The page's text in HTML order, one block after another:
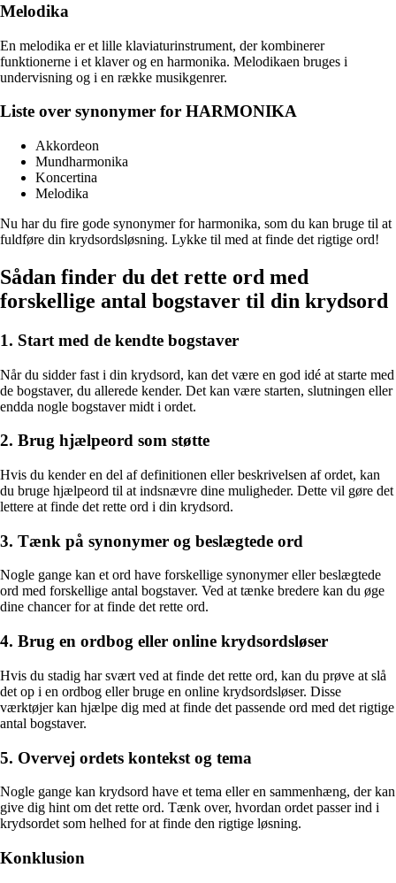
Melodika
En melodika er et lille klaviaturinstrument, der kombinerer
funktionerne i et klaver og en harmonika. Melodikaen bruges i
undervisning og i en række musikgenrer.
Liste over synonymer for HARMONIKA
Akkordeon
Mundharmonika
Koncertina
Melodika
Nu har du fire gode synonymer for harmonika, som du kan bruge til at
fuldføre din krydsordsløsning. Lykke til med at finde det rigtige ord!
Sådan finder du det rette ord med
forskellige antal bogstaver til din krydsord
1. Start med de kendte bogstaver
Når du sidder fast i din krydsord, kan det være en god idé at starte med
de bogstaver, du allerede kender. Det kan være starten, slutningen eller
endda nogle bogstaver midt i ordet.
2. Brug hjælpeord som støtte
Hvis du kender en del af definitionen eller beskrivelsen af ordet, kan
du bruge hjælpeord til at indsnævre dine muligheder. Dette vil gøre det
lettere at finde det rette ord i din krydsord.
3. Tænk på synonymer og beslægtede ord
Nogle gange kan et ord have forskellige synonymer eller beslægtede
ord med forskellige antal bogstaver. Ved at tænke bredere kan du øge
dine chancer for at finde det rette ord.
4. Brug en ordbog eller online krydsordsløser
Hvis du stadig har svært ved at finde det rette ord, kan du prøve at slå
det op i en ordbog eller bruge en online krydsordsløser. Disse
værktøjer kan hjælpe dig med at finde det passende ord med det rigtige
antal bogstaver.
5. Overvej ordets kontekst og tema
Nogle gange kan krydsord have et tema eller en sammenhæng, der kan
give dig hint om det rette ord. Tænk over, hvordan ordet passer ind i
krydsordet som helhed for at finde den rigtige løsning.
Konklusion